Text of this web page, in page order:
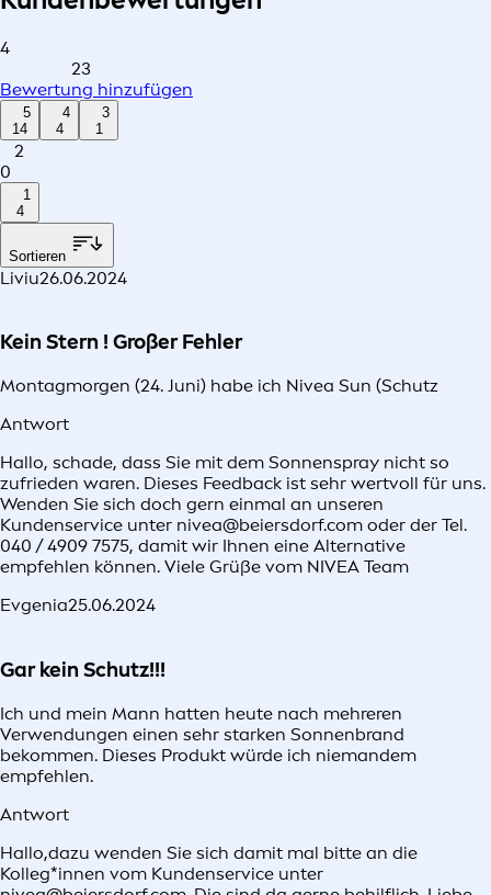
4
23
Bewertung hinzufügen
5
14
4
4
3
1
2
0
1
4
Sortieren
Liviu26.06.2024
Kein Stern ! Großer Fehler
Montagmorgen (24. Juni) habe ich Nivea Sun (Schutz
Antwort
Hallo, schade, dass Sie mit dem Sonnenspray nicht so
zufrieden waren. Dieses Feedback ist sehr wertvoll für uns.
Wenden Sie sich doch gern einmal an unseren
Kundenservice unter nivea@beiersdorf.com oder der Tel.
040 / 4909 7575, damit wir Ihnen eine Alternative
empfehlen können. Viele Grüße vom NIVEA Team
Evgenia25.06.2024
Gar kein Schutz!!!
Ich und mein Mann hatten heute nach mehreren
Verwendungen einen sehr starken Sonnenbrand
bekommen. Dieses Produkt würde ich niemandem
empfehlen.
Antwort
Hallo,dazu wenden Sie sich damit mal bitte an die
Kolleg*innen vom Kundenservice unter